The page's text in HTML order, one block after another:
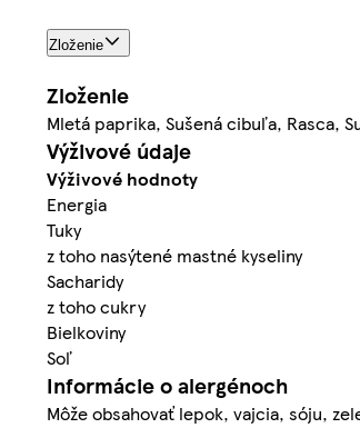
Zloženie
Zloženie
Mletá paprika, Sušená cibuľa, Rasca,
Výživové údaje
Výživové hodnoty
Energia
Tuky
z toho nasýtené mastné kyseliny
Sacharidy
z toho cukry
Bielkoviny
Soľ
Informácie o alergénoch
Môže obsahovať lepok, vajcia, sóju,